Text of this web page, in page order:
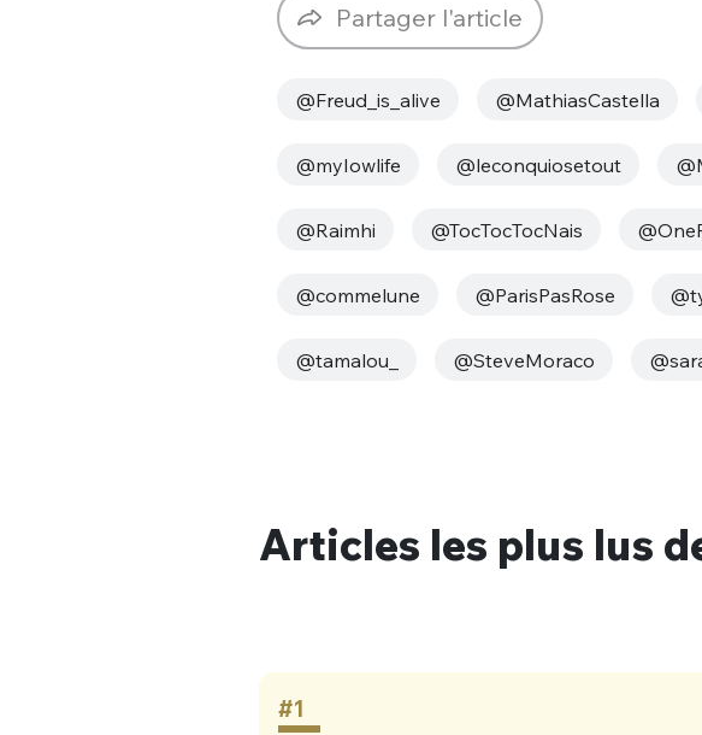
Partager l'article
@Freud_is_alive @MathiasCastella
@myIowlife @leconquiosetout
@Raimhi @TocTocTocNais
@commelune @ParisPasRose
@tamalou_ @SteveMoraco
Articles les plus lus
#1
PSEUDO*
PASSWORD
VOTRE PARTICIPATION
Quelques
tweets
C'EST PARTI